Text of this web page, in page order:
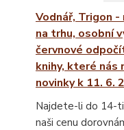
Vodnář, Trigon -
na trhu, osobní
červnové
knihy, které nás
novinky k 11. 6.
Najdete-li do 14-ti
naši cenu